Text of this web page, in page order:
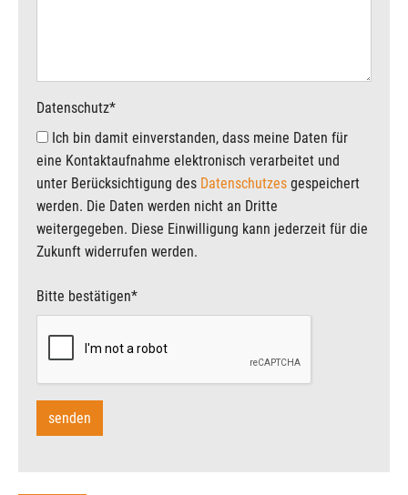
Datenschutz*
eine Kontaktaufnahme elektronisch verarbeitet und
unter Berücksichtigung des Datenschutzes gespeichert
werden. Die Daten werden nicht an Dritte
weitergegeben. Diese Einwilligung kann jederzeit für die
Zukunft widerrufen werden.
Bitte bestätigen*